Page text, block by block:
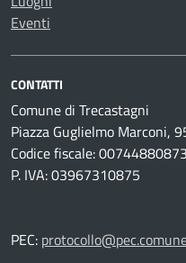
Eventi
CONTATTI
Comune di Trecastagni
Piazza Guglielmo Marconi,
Codice fiscale: 00744880873
P. IVA: 03967310875
PEC: